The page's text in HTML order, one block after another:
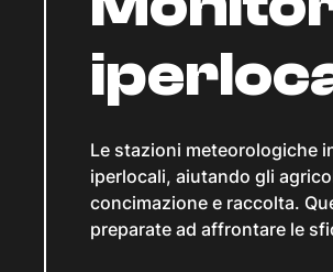
Le stazioni meteorologiche
iperlocali, aiutando gli
concimazione e raccolta.
preparate ad affrontare le